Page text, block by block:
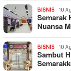
BISNIS 10
Semarak
Nuansa
BISNIS 10
Sambut